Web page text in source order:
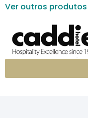
Ver outros produtos